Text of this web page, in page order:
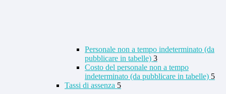
Personale non a tempo indeterminato (da
pubblicare in tabelle) 3
Costo del personale non a tempo
indeterminato (da pubblicare in tabelle) 5
Tassi di assenza 5